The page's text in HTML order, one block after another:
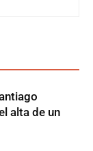
alta de un